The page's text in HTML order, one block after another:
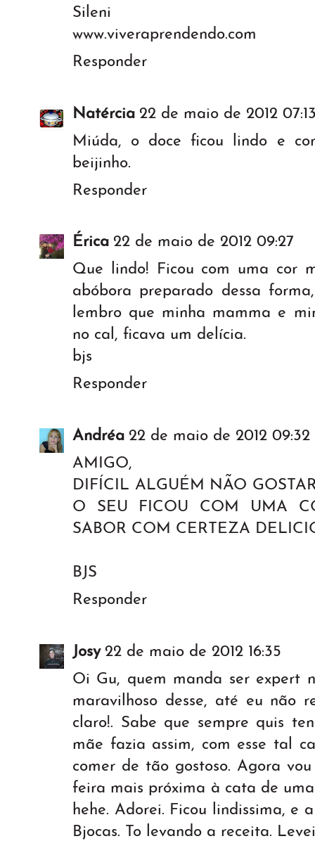
Sileni
www.viveraprendendo.com
Responder
Natércia 22 de maio de 2012
Miúda, o doce ficou lindo e
beijinho.
Responder
Érica 22 de maio de 2012 09:27
Que lindo! Ficou com uma cor
abóbora preparado dessa
lembro que minha mamma e
no cal, ficava um delícia.
bjs
Responder
Andréa 22 de maio de 2012 09:32
AMIGO,
DIFÍCIL ALGUÉM NÃO
O SEU FICOU COM UMA
SABOR COM CERTEZA
BJS
Responder
Josy 22 de maio de 2012 16:35
Oi Gu, quem manda ser expert
maravilhoso desse, até eu não
claro!. Sabe que sempre quis
mãe fazia assim, com esse tal
comer de tão gostoso. Agora
feira mais próxima à cata de
hehe. Adorei. Ficou lindissima, e
Bjocas. To levando a receita.